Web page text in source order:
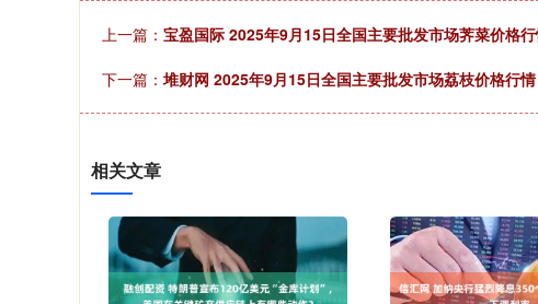
上一篇： 宝盈国际 2025年9月15日全国主要批发市场荠菜价格
下一篇：堆财网 2025年9月15日全国主要批发市场荔枝价格行情
相关文章